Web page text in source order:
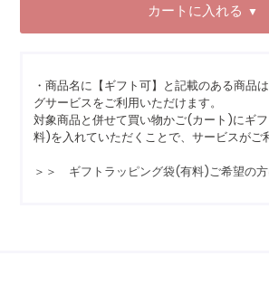
カートに入れる ▼
・商品名に【ギフト可】と記載のある商品
グサービスをご利用いただけます。
対象商品と併せて買い物かご(カート)にギ
料)を入れていただくことで、サービスがご
＞＞ ギフトラッピング袋(有料)ご希望の方